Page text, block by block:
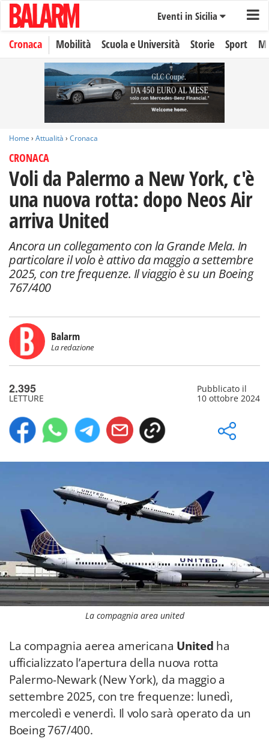
Eventi in Sicilia
Cronaca Mobilità Scuola e Università Storie Sport
Home › Attualità › Cronaca
CRONACA
Voli da Palermo a New York, c'è
una nuova rotta: dopo Neos Air
arriva United
Ancora un collegamento con la Grande Mela. In
particolare il volo è attivo da maggio a settembre
2025, con tre frequenze. Il viaggio è su un Boeing
767/400
Balarm
La redazione
2.395
LETTURE
Pubblicato il
10 ottobre 2024
La compagnia area united
La compagnia aerea americana United ha
ufficializzato l’apertura della nuova rotta
Palermo-Newark (New York), da maggio a
settembre 2025, con tre frequenze: lunedì,
mercoledì e venerdì. Il volo sarà operato da un
Boeing 767/400.